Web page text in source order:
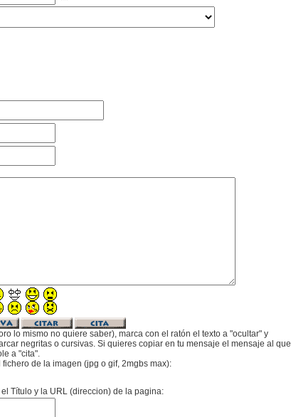
lo mismo no quiere saber), marca con el ratón el texto a "ocultar" y
negritas o cursivas. Si quieres copiar en tu mensaje el mensaje al que
a "cita".
de la imagen (jpg o gif, 2mgbs max):
Título y la URL (direccion) de la pagina: